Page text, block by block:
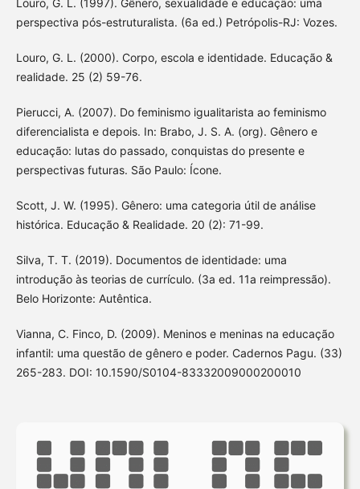
perspectiva pós-estruturalista. (6a ed.) Petrópolis-RJ: Vozes.
Louro, G. L. (2000). Corpo, escola e identidade. Educação &
realidade. 25 (2) 59-76.
Pierucci, A. (2007). Do feminismo igualitarista ao feminismo
diferencialista e depois. In: Brabo, J. S. A. (org). Gênero e
educação: lutas do passado, conquistas do presente e
perspectivas futuras. São Paulo: Ícone.
Scott, J. W. (1995). Gênero: uma categoria útil de análise
histórica. Educação & Realidade. 20 (2): 71-99.
Silva, T. T. (2019). Documentos de identidade: uma
introdução às teorias de currículo. (3a ed. 11a reimpressão).
Belo Horizonte: Autêntica.
Vianna, C. Finco, D. (2009). Meninos e meninas na educação
infantil: uma questão de gênero e poder. Cadernos Pagu. (33)
265-283. DOI: 10.1590/S0104-83332009000200010